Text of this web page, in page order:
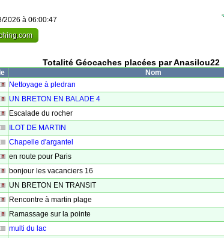
2026 à 06:00:47
Totalité Géocaches placées par Anasilou22
Nom
Nettoyage à pledran
UN BRETON EN BALADE 4
Escalade du rocher
ILOT DE MARTIN
Chapelle d'argantel
en route pour Paris
bonjour les vacanciers 16
UN BRETON EN TRANSIT
Rencontre à martin plage
Ramassage sur la pointe
multi du lac